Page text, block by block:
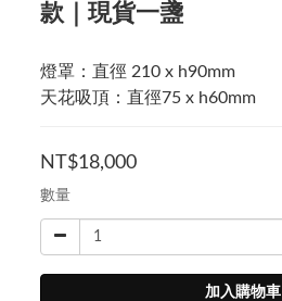
款｜現貨一盞
燈罩：直徑 210 x h90mm
天花吸頂：直徑75 x h60mm
NT$18,000
數量
加入購物車